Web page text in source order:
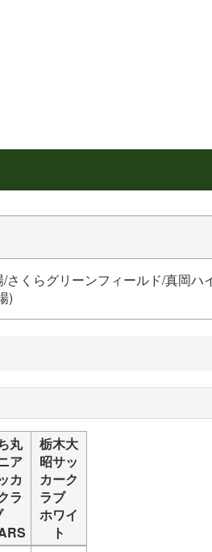
くらグリーンフィールド/真岡
)
丸
ア
カ
ラ
栃木大
昭サッ
カーク
ラブ
ホワイ
ト